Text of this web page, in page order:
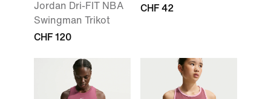
Jordan Dri-FIT NBA
Swingman Trikot
CHF 120
CHF 42